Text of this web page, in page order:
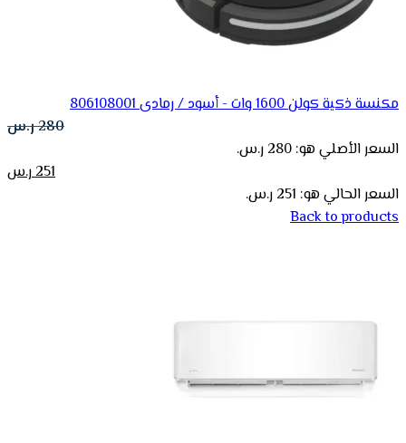
مكنسة ذكية كولن 1600 وات - أسود / رمادى 806108001
280ر.س
السعر الأصلي هو: 280 ر.س.
251ر.س
السعر الحالي هو: 251 ر.س.
Back to products